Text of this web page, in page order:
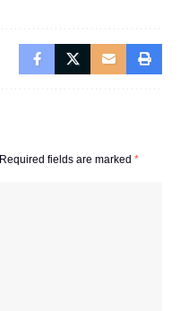
Required fields are marked *